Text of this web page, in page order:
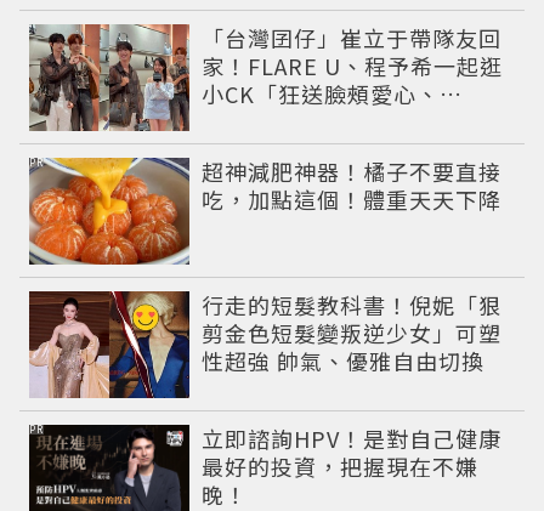
「台灣囝仔」崔立于帶隊友回
家！FLARE U、程予希一起逛
小CK「狂送臉頰愛心、
名單
超神減肥神器！橘子不要直接
吃，加點這個！體重天天下降
PR
行走的短髮教科書！倪妮「狠
剪金色短髮變叛逆少女」可塑
性超強 帥氣、優雅自由切換
立即諮詢HPV！是對自己健康
最好的投資，把握現在不嫌
晚！
PR